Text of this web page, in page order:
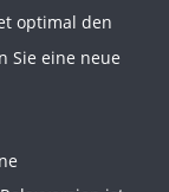
optimal den
Sie eine neue